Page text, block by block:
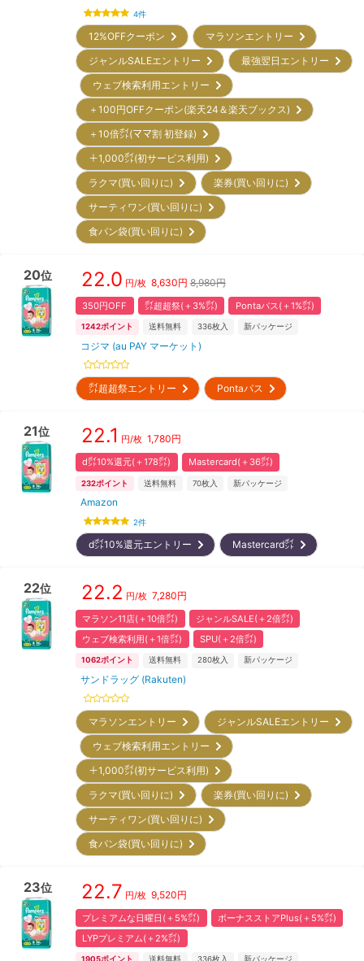
4件
12%OFFクーポン
マラソンエントリー
ジャンルSALEエントリー
最強翌日エントリー
ウェブ検索利用エントリー
＋100円OFFクーポン(楽天24＆楽天ブックス)
＋10倍㌽(ママ割 初登録)
＋1,000㌽(初サービス利用)
ラクマ(買い回りに)
楽券(買い回りに)
サーティワン(買い回りに)
食パン袋(買い回りに)
20位 22.0 円/枚 8,630円 8,980円
350円OFF ㌽超超祭(＋3%㌽) Pontaパス(＋1%㌽)
1242ポイント 送料無料 336枚入 新パッケージ
コジマ (au PAY マーケット)
㌽超超祭エントリー Pontaパス
21位 22.1 円/枚 1,780円
d㌽10%還元(＋178㌽) Mastercard(＋36㌽)
232ポイント 送料無料 70枚入 新パッケージ
Amazon
2件
d㌽10%還元エントリー Mastercard㌽
22位 22.2 円/枚 7,280円
マラソン11店(＋10倍㌽)
ジャンルSALE(＋2倍㌽)
ウェブ検索利用(＋1倍㌽)
SPU(＋2倍㌽)
1062ポイント 送料無料 280枚入 新パッケージ
サンドラッグ (Rakuten)
マラソンエントリー
ジャンルSALEエントリー
ウェブ検索利用エントリー
＋1,000㌽(初サービス利用)
ラクマ(買い回りに)
楽券(買い回りに)
サーティワン(買い回りに)
食パン袋(買い回りに)
23位 22.7 円/枚 9,520円
プレミアムな日曜日(＋5%㌽)
ボーナスストアPlus(＋5%㌽)
LYPプレミアム(＋2%㌽)
1905ポイント 送料無料 336枚入 新パッケージ